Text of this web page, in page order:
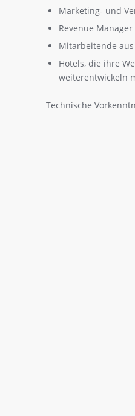
Marketing- und
Revenue Manager
Mitarbeitende
Hotels, die ihre
weiterentwickeln
Technische